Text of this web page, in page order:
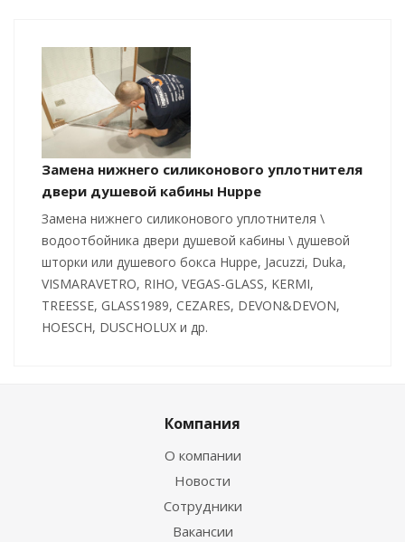
Замена нижнего силиконового уплотнителя
двери душевой кабины Huppe
Замена нижнего силиконового уплотнителя \
водоотбойника двери душевой кабины \ душевой
шторки или душевого бокса Huppe, Jacuzzi, Duka,
VISMARAVETRO, RIHO, VEGAS-GLASS, KERMI,
TREESSE, GLASS1989, CEZARES, DEVON&DEVON,
HOESCH, DUSCHOLUX и др.
Компания
О компании
Новости
Сотрудники
Вакансии